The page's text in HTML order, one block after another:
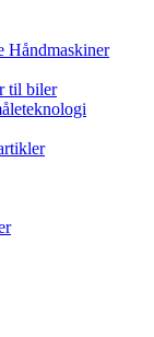
Håndmaskiner
til biler